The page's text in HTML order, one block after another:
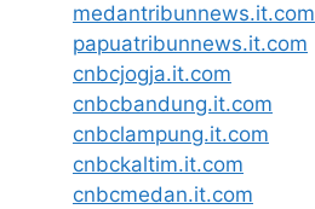
medantribunnews.it.com
papuatribunnews.it.com
cnbcjogja.it.com
cnbcbandung.it.com
cnbclampung.it.com
cnbckaltim.it.com
cnbcmedan.it.com